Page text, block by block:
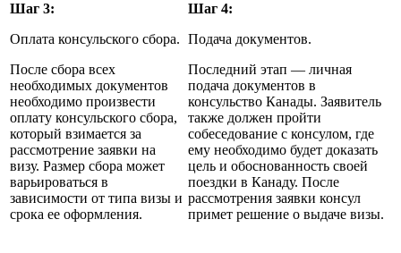
Шаг 3:
Оплата консульского сбора.
После сбора всех
необходимых документов
необходимо произвести
оплату консульского сбора,
который взимается за
рассмотрение заявки на
визу. Размер сбора может
варьироваться в
зависимости от типа визы и
срока ее оформления.
Шаг 4:
Подача документов.
Последний этап — личная
подача документов в
консульство Канады. Заявитель
также должен пройти
собеседование с консулом, где
ему необходимо будет доказать
цель и обоснованность своей
поездки в Канаду. После
рассмотрения заявки консул
примет решение о выдаче визы.